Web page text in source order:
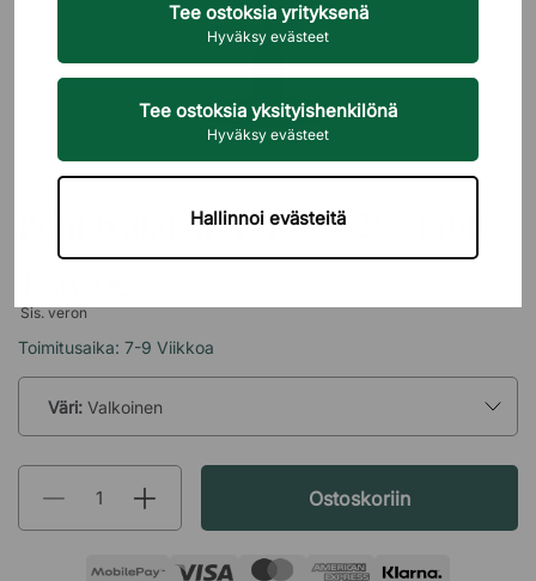
Tee ostoksia yrityksenä
Hyväksy evästeet
Tee ostoksia yksityishenkilönä
Hyväksy evästeet
Hallinnoi evästeitä
LOUIS POULSEN
Pöytävalaisin PH 3½-2½ Table
Sis. veron
Toimitusaika: 7-9 Viikkoa
Väri: Valkoinen
Ostoskoriin